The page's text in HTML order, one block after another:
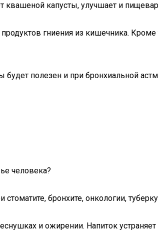
квашеной капусты, улучшает и
гниения из кишечника.
полезен и при бронхиальной
человека?
бронхите, онкологии,
и ожирении. Напиток